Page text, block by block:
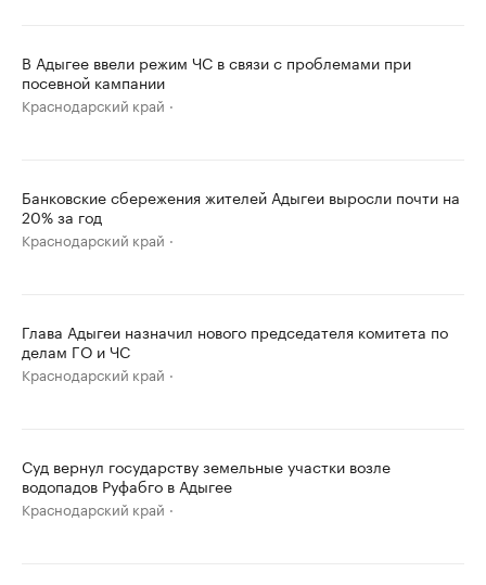
В Адыгее ввели режим ЧС в связи с проблемами при
посевной кампании
Краснодарский край
Банковские сбережения жителей Адыгеи выросли почти на
20% за год
Краснодарский край
Глава Адыгеи назначил нового председателя комитета по
делам ГО и ЧС
Краснодарский край
Суд вернул государству земельные участки возле
водопадов Руфабго в Адыгее
Краснодарский край